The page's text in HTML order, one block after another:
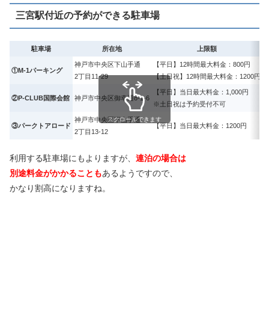
三宮駅付近の予約ができる駐車場
駐車場 所在地 上限額
①M-1パーキング
神戸市中央区下山手通
2丁目11-29
【平日】12時間最大料金：800円
【土日祝】12時間最大料金：1200円
②P-CLUB国際会館 神戸市中央区御幸通8-1-6
【平日】当日最大料金：1,000円
※土日祝は予約受付不可
③パークトアロード
神戸市中央区下山手通
2丁目13-12
【平日】当日最大料金：1200円
スクロールできます
利用する駐車場にもよりますが、 連泊の場合は
別途料金がかかることもあるようですので、
かなり割高になりますね。